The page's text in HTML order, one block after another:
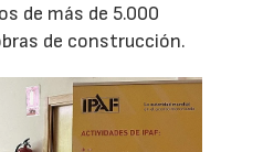
de más de 5.000
de construcción.